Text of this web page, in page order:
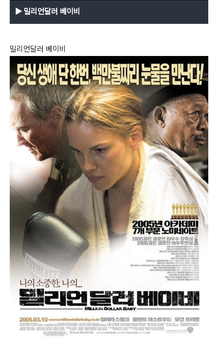
▶ 밀리언달러 베이비
밀리언달러 베이비